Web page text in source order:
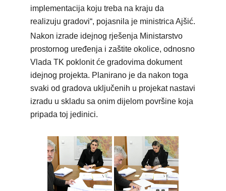
implementacija koju treba na kraju da
realizuju gradovi“, pojasnila je ministrica Ajšić.
Nakon izrade idejnog rješenja Ministarstvo
prostornog uređenja i zaštite okolice, odnosno
Vlada TK poklonit će gradovima dokument
idejnog projekta. Planirano je da nakon toga
svaki od gradova uključenih u projekat nastavi
izradu u skladu sa onim dijelom površine koja
pripada toj jedinici.